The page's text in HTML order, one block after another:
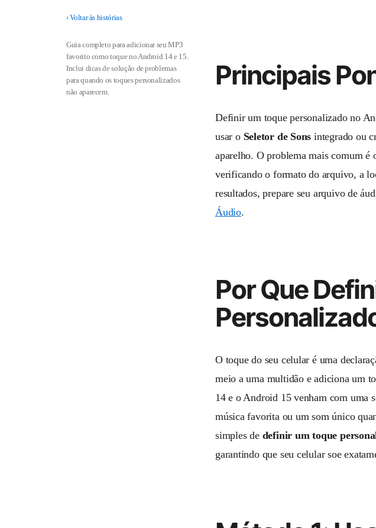
‹Voltar às histórias
Guia completo para adicionar seu MP3
favorito como toque no Android 14 e 15.
Inclui dicas de solução de problemas
para quando os toques personalizados
não aparecem.
Principais
Definir um toque personalizado no
usar o Seletor de Sons integrado ou
aparelho. O problema mais comum é
verificando o formato do arquivo, a
resultados, prepare seu arquivo de
Áudio.
Por Que
O toque do seu celular é uma
meio a uma multidão e adiciona um
14 e o Android 15 venham com uma
música favorita ou um som único
simples de definir um toque
garantindo que seu celular soe